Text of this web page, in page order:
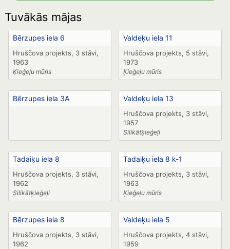
Tuvākās mājas
Bērzupes iela 6
Hruščova projekts, 3 stāvi,
1963
Ķieģeļu mūris
Valdeķu iela 11
Hruščova projekts, 5 stāvi,
1973
Ķieģeļu mūris
Bērzupes iela 3A Valdeķu iela 13
Hruščova projekts, 3 stāvi,
1957
Silikātķieģeļi
Tadaiķu iela 8
Hruščova projekts, 3 stāvi,
1962
Silikātķieģeļi
Tadaiķu iela 8 k-1
Hruščova projekts, 3 stāvi,
1963
Ķieģeļu mūris
Bērzupes iela 8
Hruščova projekts, 3 stāvi,
1962
Valdeķu iela 5
Hruščova projekts, 4 stāvi,
1959